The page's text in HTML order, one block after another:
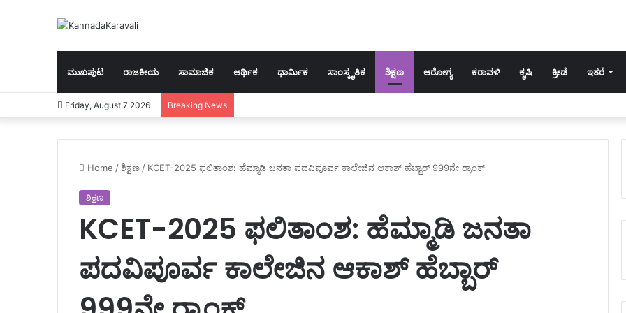
ಮುಖಪುಟ ರಾಜಕೀಯ ಸಾಮಾಜಿಕ ಆರ್ಥಿಕ ಧಾರ್ಮಿಕ ಸಾಂಸ್ಕೃತಿಕ ಶಿಕ್ಷಣ ಆರೋಗ್ಯ ಕರಾವಳಿ ಕೃಷಿ ಕ್ರೀಡೆ ಇತರೆ
Friday, August 7 2026 Breaking News
Home / ಶಿಕ್ಷಣ / KCET-2025 ಫಲಿತಾಂಶ: ಹೆಮ್ಮಾಡಿ ಜನತಾ ಪದವಿಪೂರ್ವ ಕಾಲೇಜಿನ‌ ಆಕಾಶ್ ಹೆಬ್ಬಾರ್ 999ನೇ ರ‍್ಯಾಂಕ್
ಶಿಕ್ಷಣ
KCET-2025 ಫಲಿತಾಂಶ: ಹೆಮ್ಮಾಡಿ ಜನತಾ
ಪದವಿಪೂರ್ವ ಕಾಲೇಜಿನ‌ ಆಕಾಶ್ ಹೆಬ್ಬಾರ್